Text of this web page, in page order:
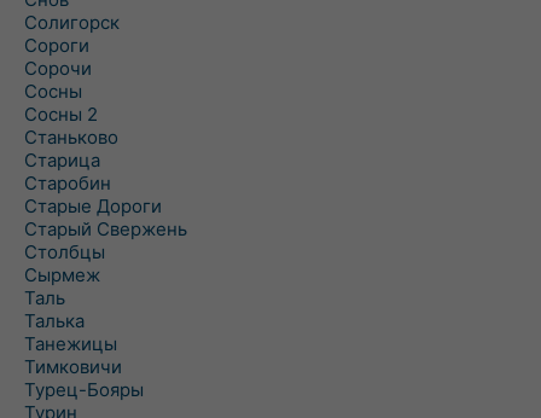
Солигорск
Сороги
Сорочи
Сосны
Сосны 2
Станьково
Старица
Старобин
Старые Дороги
Старый Свержень
Столбцы
Сырмеж
Таль
Талька
Танежицы
Тимковичи
Турец-Бояры
Турин